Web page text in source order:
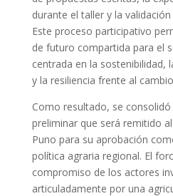
durante el taller y la
Este proceso participativo
de futuro compartida para el
centrada en la sostenibilidad,
y la resiliencia frente al
Como resultado, se
preliminar que será remitido
Puno para su aprobación
política agraria regional. El
compromiso de los actores
articuladamente por una